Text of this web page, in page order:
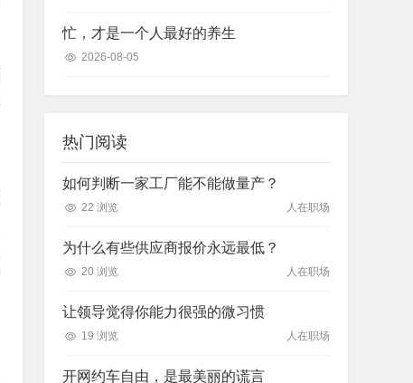
忙，才是一个人最好的养生
2026-08-05
热门阅读
如何判断一家工厂能不能做量产？
22 浏览 人在职场
为什么有些供应商报价永远最低？
20 浏览 人在职场
让领导觉得你能力很强的微习惯
19 浏览 人在职场
开网约车自由，是最美丽的谎言